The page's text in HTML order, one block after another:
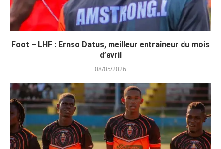
Foot – LHF : Ernso Datus, meilleur entraîneur du mois
d’avril
08/05/2026